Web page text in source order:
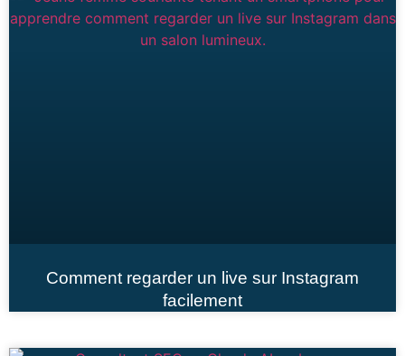
Comment regarder un live sur Instagram
facilement